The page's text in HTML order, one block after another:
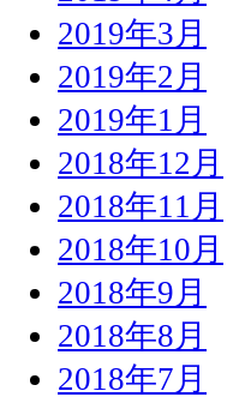
2019年3月
2019年2月
2019年1月
2018年12月
2018年11月
2018年10月
2018年9月
2018年8月
2018年7月